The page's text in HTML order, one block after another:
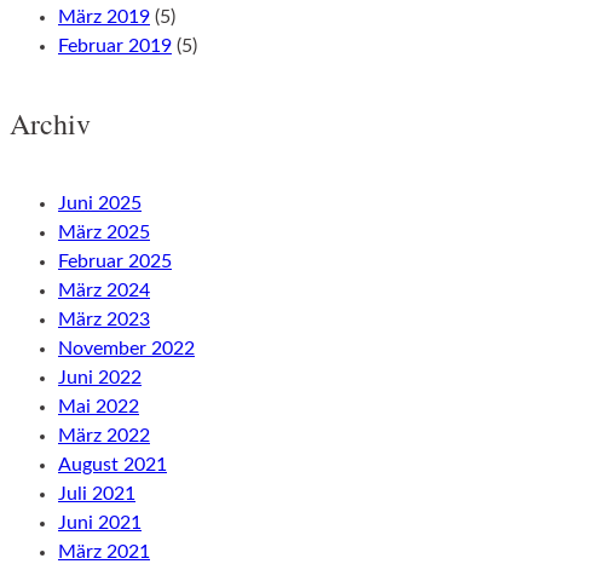
März 2019 (5)
Februar 2019 (5)
Archiv
Juni 2025
März 2025
Februar 2025
März 2024
März 2023
November 2022
Juni 2022
Mai 2022
März 2022
August 2021
Juli 2021
Juni 2021
März 2021